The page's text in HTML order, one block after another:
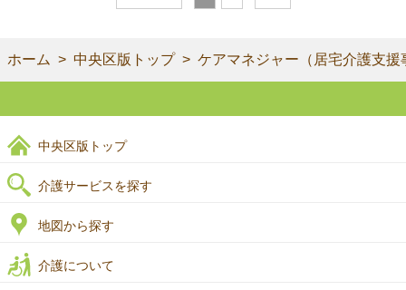
ホーム 中央区版トップ ケアマネジャー（居宅介護支
中央区版トップ
介護サービスを探す
地図から探す
介護について